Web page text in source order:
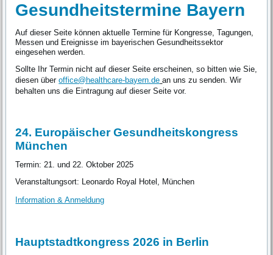
Gesundheitstermine Bayern
Auf dieser Seite können aktuelle Termine für Kongresse, Tagungen,
Messen und Ereignisse im bayerischen Gesundheitssektor
eingesehen werden.
Sollte Ihr Termin nicht auf dieser Seite erscheinen, so bitten wie Sie,
diesen überoffice@healthcare-bayern.de an uns zu senden. Wir
behalten uns die Eintragung auf dieser Seite vor.
24. Europäischer Gesundheitskongress
München
Termin: 21. und 22. Oktober 2025
Veranstaltungsort: Leonardo Royal Hotel, München
Information & Anmeldung
Hauptstadtkongress 2026 in Berlin